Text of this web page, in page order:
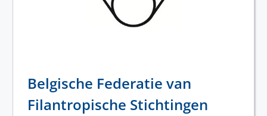
Belgische Federatie van
Filantropische Stichtingen